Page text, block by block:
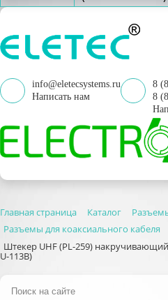
info@eletecsystems.ru
Написать нам
8
8
Главная страница Каталог
Разъемы для коаксиального кабеля
Штекер UHF (PL-259)
U-113B)